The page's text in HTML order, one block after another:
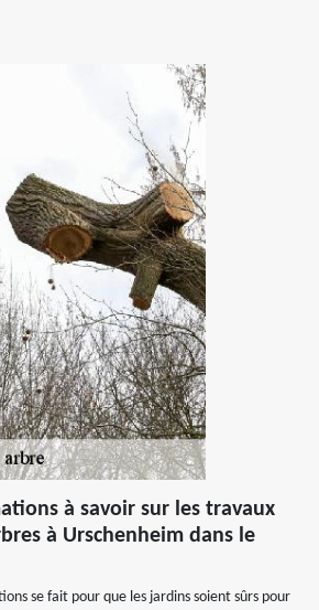
à savoir sur les travaux
à Urschenheim dans le
se fait pour que les jardins soient sûrs pour